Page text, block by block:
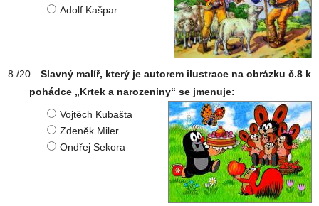
Adolf Kašpar
Slavný malíř, který je autorem ilustrace na obrázku č.8 k
pohádce „Krtek a narozeniny“ se jmenuje:
Vojtěch Kubašta
Zdeněk Miler
Ondřej Sekora